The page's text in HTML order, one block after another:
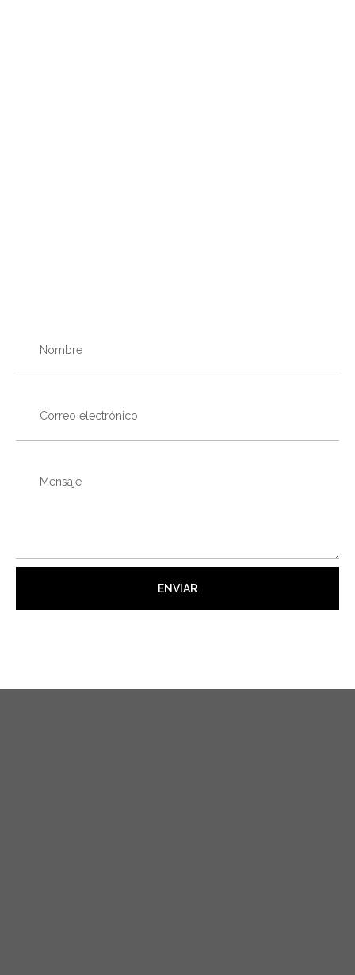
ENVIAR